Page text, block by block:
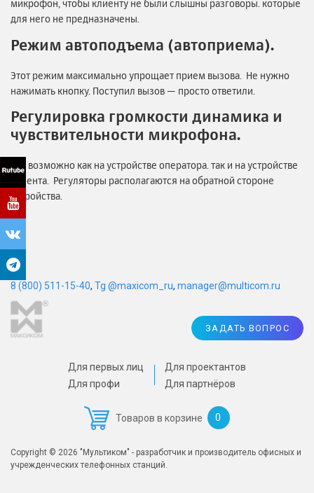
микрофон, чтобы клиенту не были слышны разговоры. которые
для него не предназначены.
Режим автоподъема (автоприема).
Этот режим максимально упрощает прием вызова. Не нужно
нажимать кнопку. Поступил вызов — просто ответили.
Регулировка громкости динамика и
чувствительности микрофона.
Эти возможно как на устройстве оператора. так и на устройстве
клиента. Регуляторы располагаются на обратной стороне
устройства.
Для первых лиц
Для профи
Для проектантов
Для партнёров
Товаров в корзине 0
ЗАДАТЬ ВОПРОС
Copyright © 2026 "Мультиком" - разработчик и производитель офисных и
учрежденческих телефонных станций.
8 (800) 511-15-40, Tg @maxicom_ru, manager@multicom.ru